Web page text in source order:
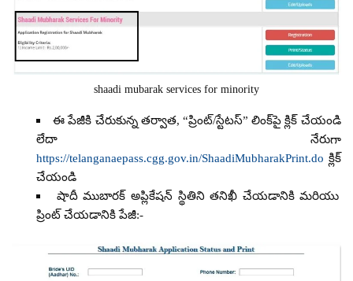
shaadi mubarak services for minority
ఈ పేజీకి చేరుకున్న తర్వాత, “ప్రింట్/స్టేటస్” లింక్‌పై క్లిక్ చేయండి
లేదా నేరుగా
https://telanganaepass.cgg.gov.in/ShaadiMubharakPrint.do క్లిక్
చేయండి
షాదీ ముబారక్ అప్లికేషన్ స్థితిని తనిఖీ చేయడానికి మరియు
ప్రింట్ చేయడానికి పేజీ:-